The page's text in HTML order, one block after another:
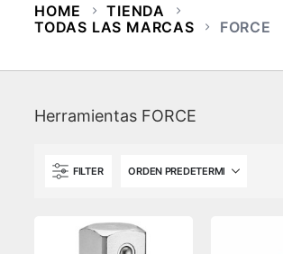
HOME
TIENDA
TODAS LAS MARCAS
FORCE
Herramientas FORCE
FILTER